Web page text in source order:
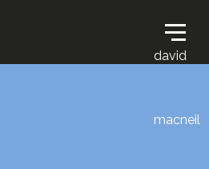
david
macneil